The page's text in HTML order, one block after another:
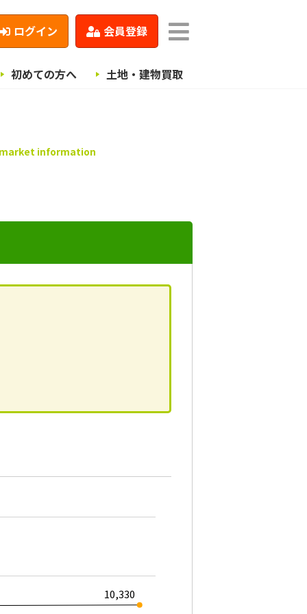
ログイン 会員登録
初めての方へ 土地・建物買取
information
10,330